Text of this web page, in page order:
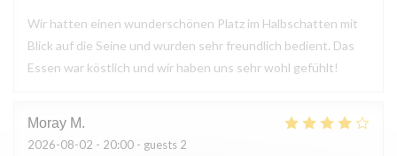
Wir hatten einen wunderschönen Platz im Halbschatten mit
Blick auf die Seine und wurden sehr freundlich bedient. Das
Essen war köstlich und wir haben uns sehr wohl gefühlt!
Moray M
2026-08-02 - 20:00 - guests 2